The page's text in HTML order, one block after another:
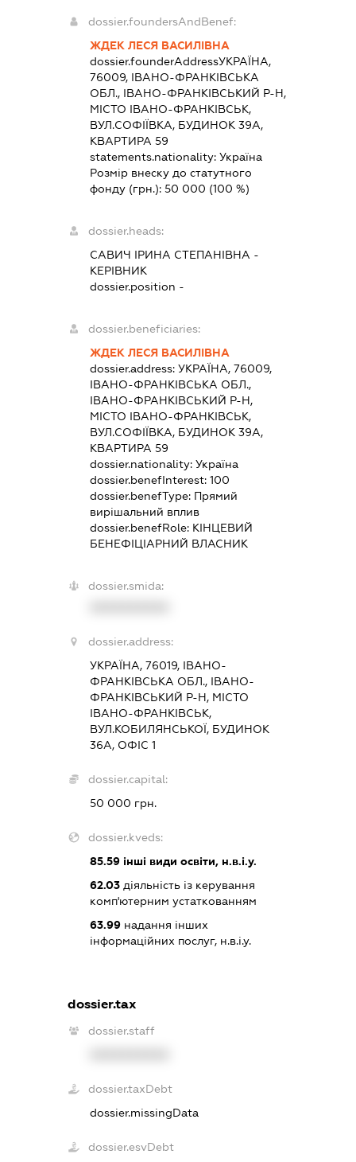
dossier.foundersAndBenef:
ЖДЕК ЛЕСЯ ВАСИЛІВНА
dossier.founderAddressУКРАЇНА,
76009, ІВАНО-ФРАНКІВСЬКА
ОБЛ., ІВАНО-ФРАНКІВСЬКИЙ Р-Н,
МІСТО ІВАНО-ФРАНКІВСЬК,
ВУЛ.СОФІЇВКА, БУДИНОК 39А,
КВАРТИРА 59
statements.nationality:Україна
Розмір внеску до статутного
фонду (грн.):50 000 (100 %)
dossier.heads:
САВИЧ ІРИНА СТЕПАНІВНА -
КЕРІВНИК
dossier.position -
dossier.beneficiaries:
ЖДЕК ЛЕСЯ ВАСИЛІВНА
dossier.address:УКРАЇНА, 76009,
ІВАНО-ФРАНКІВСЬКА ОБЛ.,
ІВАНО-ФРАНКІВСЬКИЙ Р-Н,
МІСТО ІВАНО-ФРАНКІВСЬК,
ВУЛ.СОФІЇВКА, БУДИНОК 39А,
КВАРТИРА 59
dossier.nationality:Україна
dossier.benefInterest:100
dossier.benefType: Прямий
вирішальний вплив
dossier.benefRole: КІНЦЕВИЙ
БЕНЕФІЦІАРНИЙ ВЛАСНИК
dossier.smida:
dossier.address:
УКРАЇНА, 76019, ІВАНО-
ФРАНКІВСЬКА ОБЛ., ІВАНО-
ФРАНКІВСЬКИЙ Р-Н, МІСТО
ІВАНО-ФРАНКІВСЬК,
ВУЛ.КОБИЛЯНСЬКОЇ, БУДИНОК
36А, ОФІС 1
dossier.capital:
50 000 грн.
dossier.kveds:
85.59 інші види освіти, н.в.і.у.
62.03 діяльність із керування
комп'ютерним устаткованням
63.99 надання інших
інформаційних послуг, н.в.і.у.
dossier.tax
dossier.staff
dossier.taxDebt
dossier.missingData
dossier.esvDebt